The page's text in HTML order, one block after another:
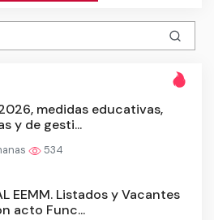
medidas educativas,
y de gesti...
534
EEMM. Listados y Vacantes
acto Func...